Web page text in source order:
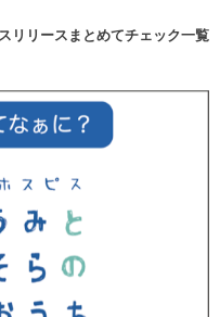
リリースまとめてチェック一覧